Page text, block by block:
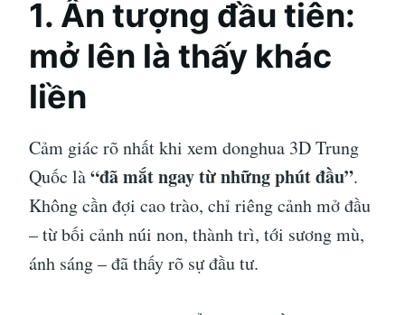
1. Ấn tượng đầu tiên:
mở lên là thấy khác
liền
Cảm giác rõ nhất khi xem donghua 3D Trung
Quốc là“đã mắt ngay từ những phút đầu”.
Không cần đợi cao trào, chỉ riêng cảnh mở đầu
– từ bối cảnh núi non, thành trì, tới sương mù,
ánh sáng – đã thấy rõ sự đầu tư.